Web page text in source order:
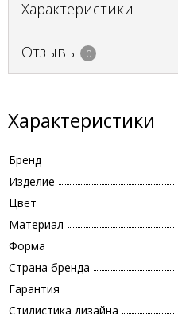
Характеристики
Отзывы 0
Характеристики
Бренд
Изделие
Цвет
Материал
Форма
Страна бренда
Гарантия
Стилистика дизайна